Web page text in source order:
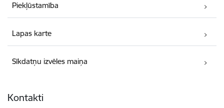
Piekļūstamība
Lapas karte
Sīkdatņu izvēles maiņa
Kontakti